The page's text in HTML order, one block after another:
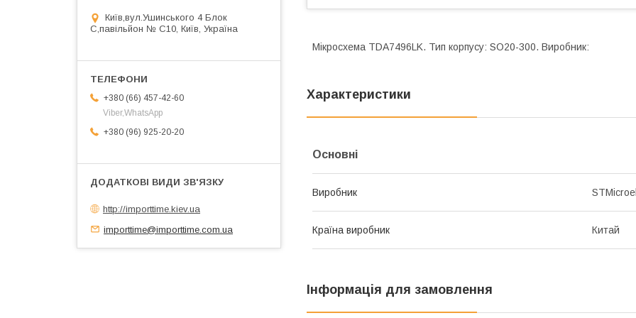
Мікросхема TDA7496LK. Тип корпусу: SO20-300. Виробник:
Характеристики
Основні
Виробник
Країна виробник Китай
Інформація для замовлення
Київ,вул.Ушинського 4 Блок
С,павільйон № С10, Київ, Україна
+380 (66) 457-42-60
Viber,WhatsApp
+380 (96) 925-20-20
http://importtime.kiev.ua
importtime@importtime.com.ua